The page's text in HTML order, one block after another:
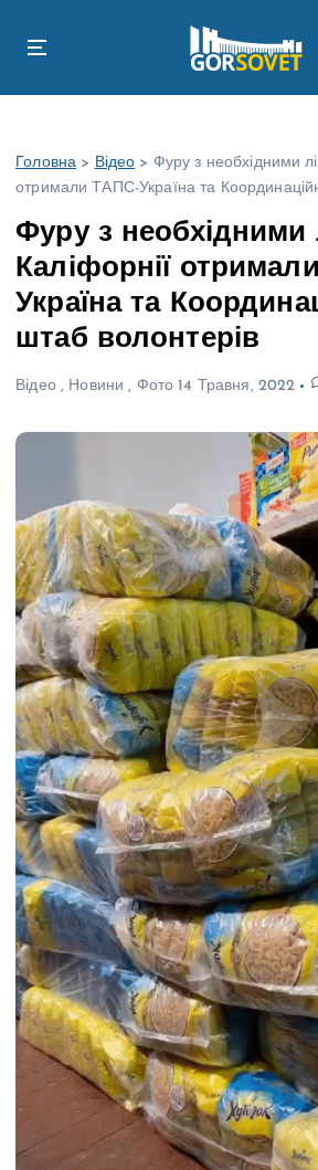
Головна > Відео > Фуру з необхідними
отримали ТАПС-Україна та
Фуру з необхідними
Каліфорнії
Україна та
штаб волонтерів
Відео, Новини , Фото 14 Травня, 2022